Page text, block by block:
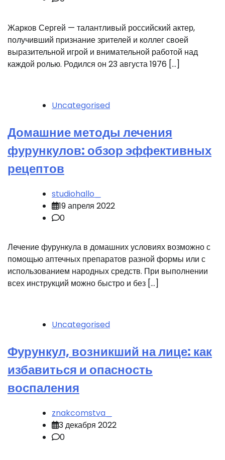
Жарков Сергей — талантливый российский актер,
получивший признание зрителей и коллег своей
выразительной игрой и внимательной работой над
каждой ролью. Родился он 23 августа 1976 […]
Uncategorised
Домашние методы лечения
фурункулов: обзор эффективных
рецептов
studiohallo_
19 апреля 2022
0
Лечение фурункула в домашних условиях возможно с
помощью аптечных препаратов разной формы или с
использованием народных средств. При выполнении
всех инструкций можно быстро и без […]
Uncategorised
Фурункул, возникший на лице: как
избавиться и опасность
воспаления
znakcomstva_
3 декабря 2022
0